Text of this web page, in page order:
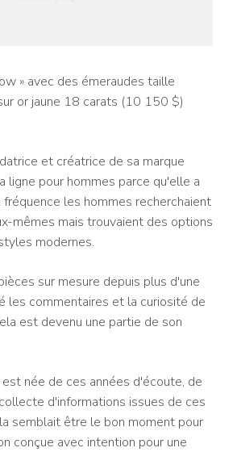
» avec des émeraudes taille
or jaune 18 carats (10 150 $)
et créatrice de sa marque
ligne pour hommes parce qu'elle a
les hommes recherchaient
mêmes mais trouvaient des options
modernes.
sur mesure depuis plus d'une
les commentaires et la curiosité de
est devenu une partie de son
née de ces années d'écoute, de
d'informations issues de ces
semblait être le bon moment pour
conçue avec intention pour une